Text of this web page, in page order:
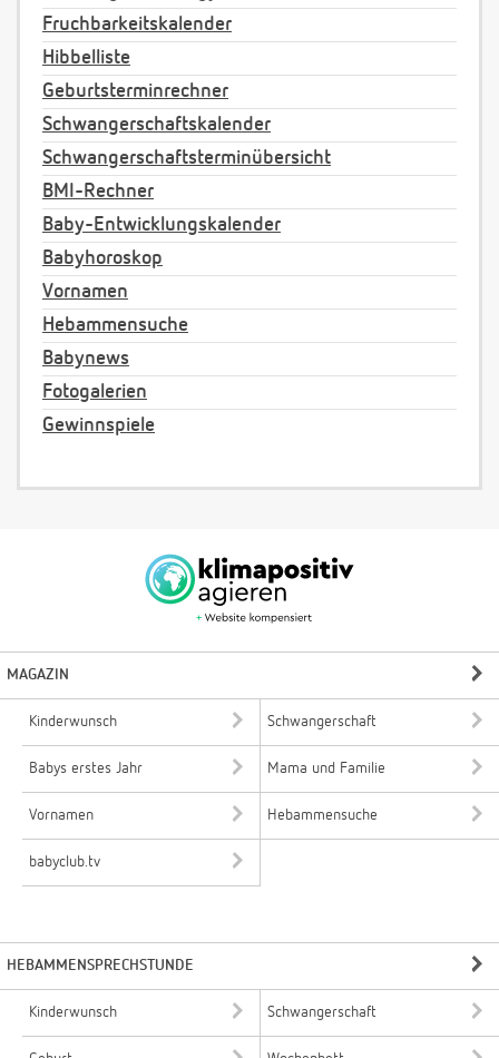
Fruchbarkeitskalender
Hibbelliste
Geburtsterminrechner
Schwangerschaftskalender
Schwangerschaftsterminübersicht
BMI-Rechner
Baby-Entwicklungskalender
Babyhoroskop
Vornamen
Hebammensuche
Babynews
Fotogalerien
Gewinnspiele
MAGAZIN
Kinderwunsch Schwangerschaft
Babys erstes Jahr Mama und Familie
Vornamen Hebammensuche
babyclub.tv
HEBAMMENSPRECHSTUNDE
Kinderwunsch Schwangerschaft